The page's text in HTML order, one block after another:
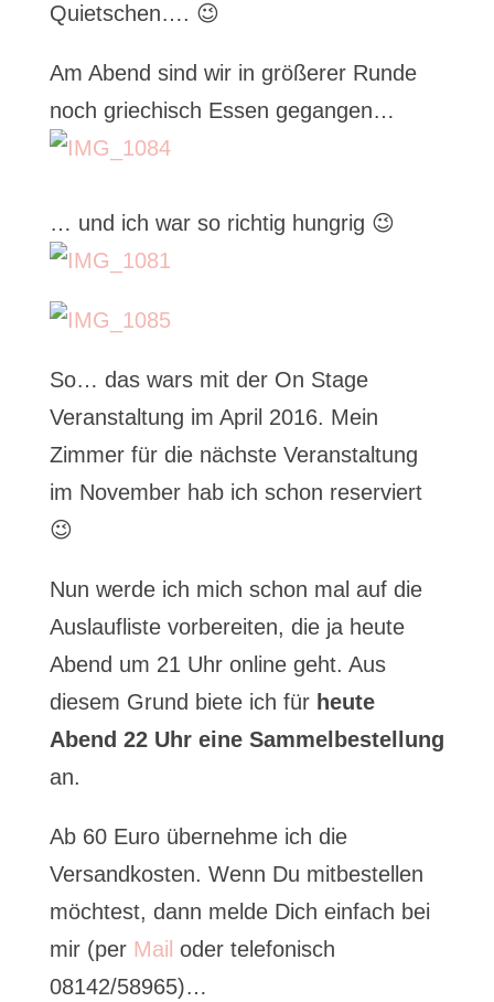
Quietschen…. 😉
Am Abend sind wir in größerer Runde
noch griechisch Essen gegangen…
… und ich war so richtig hungrig 😉
So… das wars mit der On Stage
Veranstaltung im April 2016. Mein
Zimmer für die nächste Veranstaltung
im November hab ich schon reserviert
😉
Nun werde ich mich schon mal auf die
Auslaufliste vorbereiten, die ja heute
Abend um 21 Uhr online geht. Aus
diesem Grund biete ich für heute
Abend 22 Uhr eine Sammelbestellung
an.
Ab 60 Euro übernehme ich die
Versandkosten. Wenn Du mitbestellen
möchtest, dann melde Dich einfach bei
mir (per Mail oder telefonisch
08142/58965)…